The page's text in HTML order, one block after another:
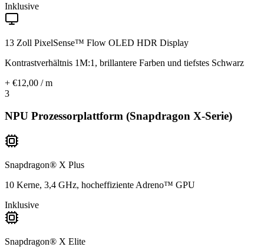
Inklusive
13 Zoll PixelSense™ Flow OLED HDR Display
Kontrastverhältnis 1M:1, brillantere Farben und tiefstes Schwarz
+ €12,00 / m
3
NPU Prozessorplattform (Snapdragon X-Serie)
Snapdragon® X Plus
10 Kerne, 3,4 GHz, hocheffiziente Adreno™ GPU
Inklusive
Snapdragon® X Elite